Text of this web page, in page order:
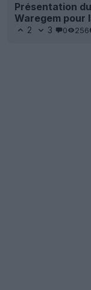
Présentation
Waregem pour
2 3 0 256